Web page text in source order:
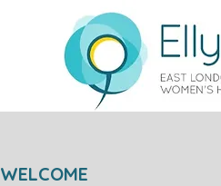
WELCOME